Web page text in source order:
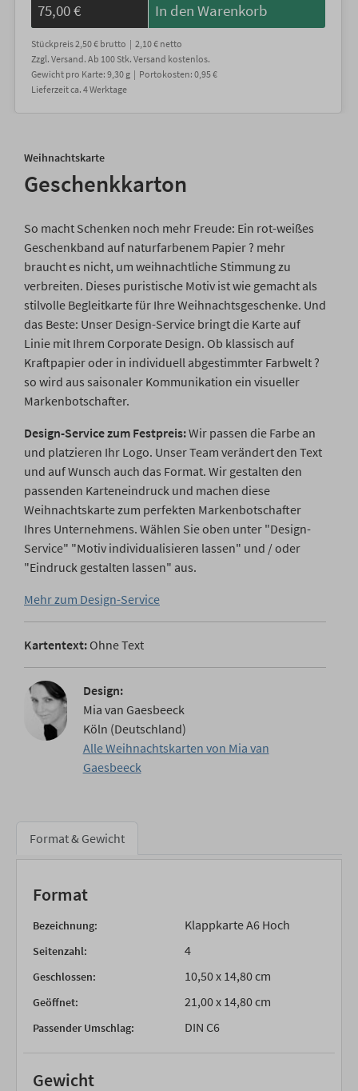
75,00 € In den Warenkorb
Stückpreis2,50 € brutto | 2,10 € netto
Zzgl. Versand. Ab 100 Stk. Versand kostenlos.
Gewicht pro Karte: 9,30 g | Portokosten: 0,95 €
Lieferzeitca. 4Werktage
Weihnachtskarte
Geschenkkarton
So macht Schenken noch mehr Freude: Ein rot-weißes
Geschenkband auf naturfarbenem Papier ? mehr
braucht es nicht, um weihnachtliche Stimmung zu
verbreiten. Dieses puristische Motiv ist wie gemacht als
stilvolle Begleitkarte für Ihre Weihnachtsgeschenke. Und
das Beste: Unser Design-Service bringt die Karte auf
Linie mit Ihrem Corporate Design. Ob klassisch auf
Kraftpapier oder in individuell abgestimmter Farbwelt ?
so wird aus saisonaler Kommunikation ein visueller
Markenbotschafter.
Design-Service zum Festpreis:Wir passen die Farbe an
und platzieren Ihr Logo. Unser Team verändert den Text
und auf Wunsch auch das Format. Wir gestalten den
passenden Karteneindruck und machen diese
Weihnachtskarte zum perfekten Markenbotschafter
Ihres Unternehmens. Wählen Sie oben unter "Design-
Service" "Motiv individualisieren lassen" und / oder
"Eindruck gestalten lassen" aus.
Mehr zum Design-Service
Kartentext: Ohne Text
Design:
Mia van Gaesbeeck
Köln (Deutschland)
Alle Weihnachtskarten von Mia van
Gaesbeeck
Format & Gewicht
Format
Bezeichnung: Klappkarte A6 Hoch
Seitenzahl: 4
Geschlossen: 10,50 x 14,80 cm
Geöffnet: 21,00 x 14,80 cm
Passender Umschlag: DIN C6
Gewicht